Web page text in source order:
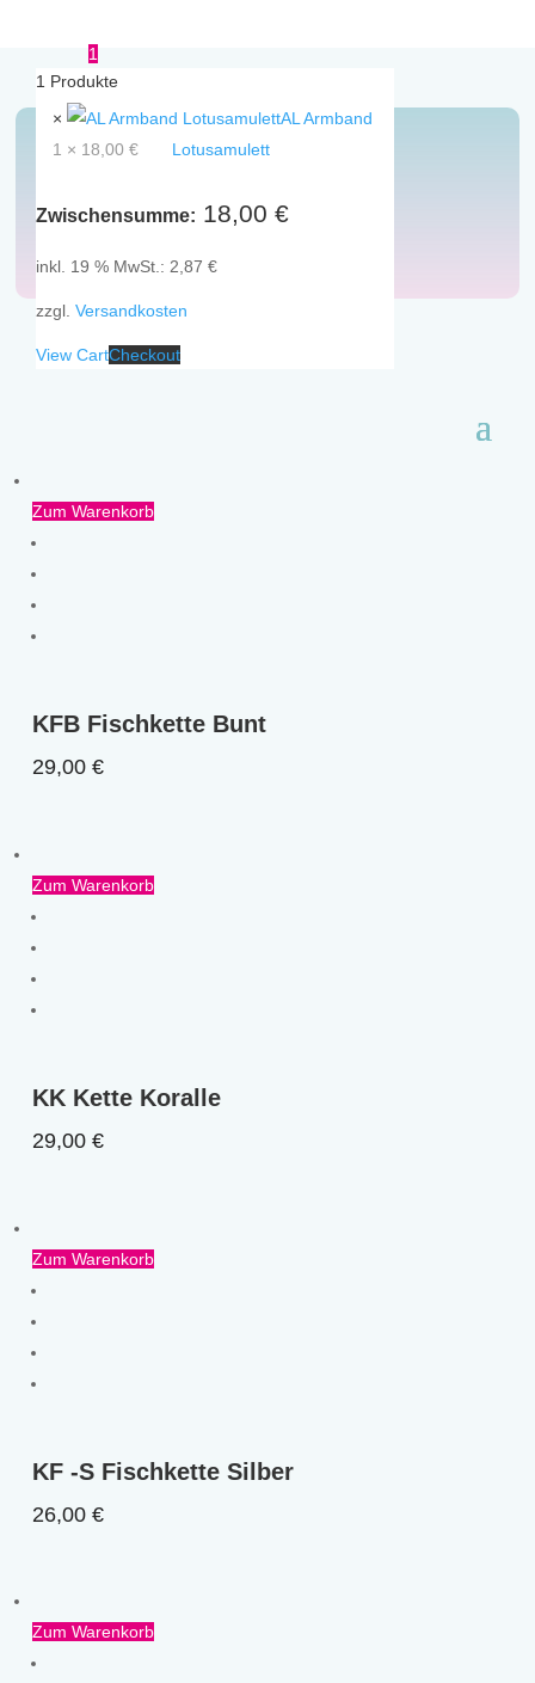
1
1 Produkte
×
AL Armband
Lotusamulett
1 × 18,00 €
Zwischensumme: 18,00 €
inkl. 19 % MwSt.: 2,87 €
zzgl. Versandkosten
View CartCheckout
Women
Armbänder
Ketten
Zum Warenkorb
KFB Fischkette Bunt
29,00€
Zum Warenkorb
KK Kette Koralle
29,00€
Zum Warenkorb
KF -S Fischkette Silber
26,00€
Zum Warenkorb